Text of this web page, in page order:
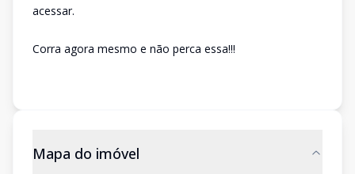
acessar.
Corra agora mesmo e não perca essa!!!
Mapa do imóvel